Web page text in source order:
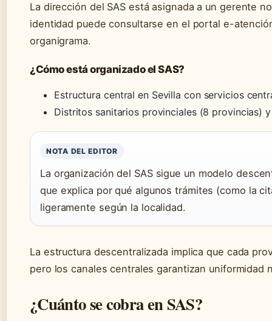
La dirección del SAS está asignada a un gerente
identidad puede consultarse en el portal e-
organigrama.
¿Cómo está organizado el SAS?
Estructura central en Sevilla con servicios
Distritos sanitarios provinciales (8 provincias)
NOTA DEL EDITOR
La organización del SAS sigue un modelo
que explica por qué algunos trámites (como la
ligeramente según la localidad.
La estructura descentralizada implica que cada
pero los canales centrales garantizan uniformidad
¿Cuánto se cobra en SAS?